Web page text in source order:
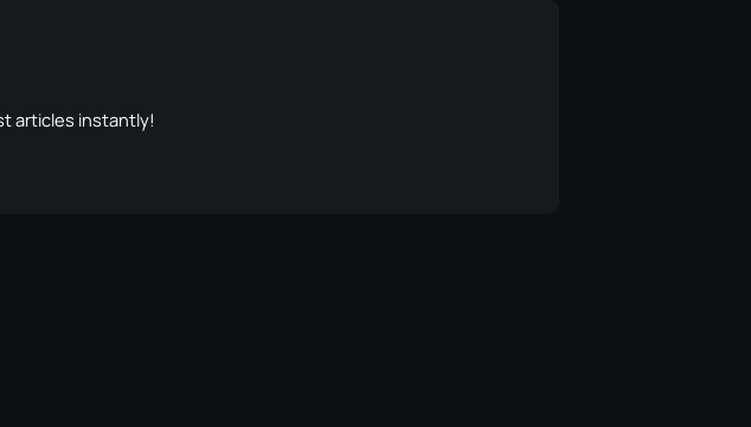
articles instantly!